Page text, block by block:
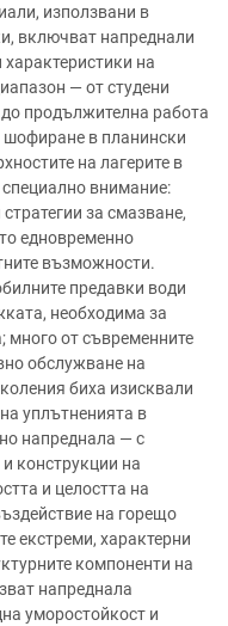
използвани в
включват напреднали
на
— от студени
продължителна работа
шофиране в планински
на лагерите в
внимание:
за смазване,
едновременно
възможности.
предавки води
необходима за
много от съвременните
обслужване на
биха изисквали
уплътненията в
напреднала — с
конструкции на
и целостта на
на горещо
екстреми, характерни
компоненти на
напреднала
уморостойкост и